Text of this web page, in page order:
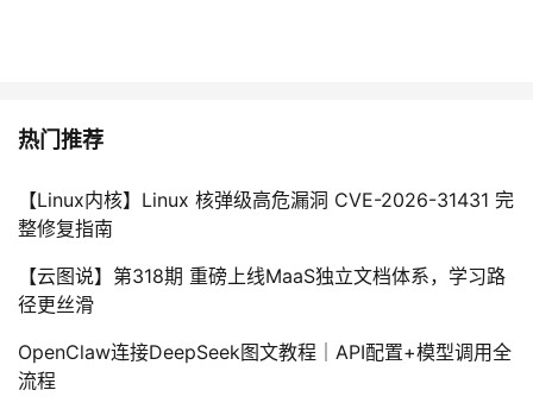
热门推荐
【Linux内核】Linux 核弹级高危漏洞 CVE-2026-31431 完
整修复指南
【云图说】第318期 重磅上线MaaS独立文档体系，学习路
径更丝滑
OpenClaw连接DeepSeek图文教程｜API配置+模型调用全
流程